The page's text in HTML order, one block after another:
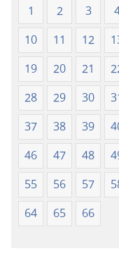
1 2 3
10
11 12
19
20 21
28
29 30
37
38 39
46
47 48
55
56 57
64
65 66